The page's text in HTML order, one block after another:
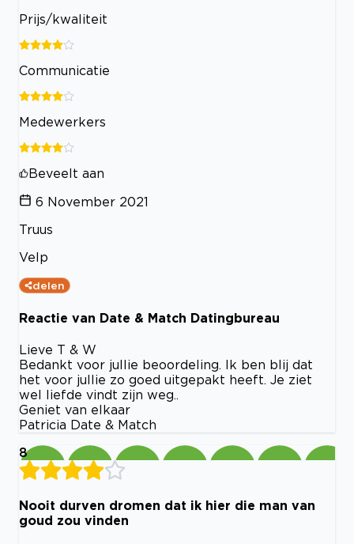
Prijs/kwaliteit
Communicatie
Medewerkers
Beveelt aan
6 November 2021
Truus
Velp
delen
Reactie van Date & Match Datingbureau
Lieve T & W
Bedankt voor jullie beoordeling. Ik ben blij dat
het voor jullie zo goed uitgepakt heeft. Je ziet
wel liefde vindt zijn weg..
Geniet van elkaar
Patricia Date & Match
8
Nooit durven dromen dat ik hier die man van
goud zou vinden